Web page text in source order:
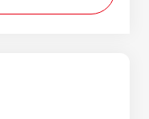
言って頂けるよう
」と「賃貸斡旋件